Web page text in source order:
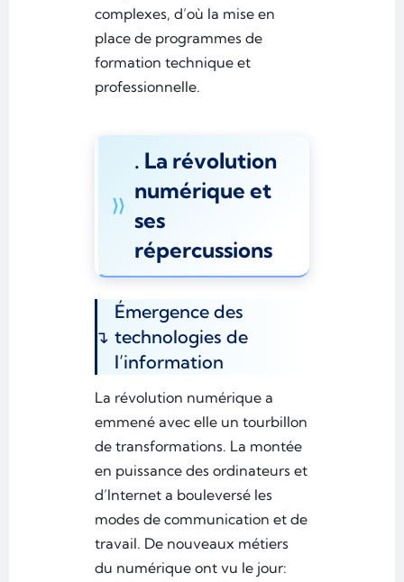
complexes, d’où la mise en
place de programmes de
formation technique et
professionnelle.
. La révolution
numérique et
ses
répercussions
Émergence des
technologies de
l’information
La révolution numérique a
emmené avec elle un tourbillon
de transformations. La montée
en puissance des ordinateurs et
d’Internet a bouleversé les
modes de communication et de
travail. De nouveaux métiers
du numérique ont vu le jour: